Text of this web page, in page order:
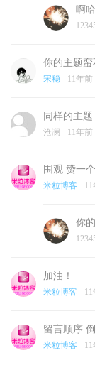
啊
你的主题蛮
宋稳 11年前
同样的主
沧澜 11年前
围观 赞一个
米粒博客
你
加油！
米粒博客
留言顺序
米粒博客